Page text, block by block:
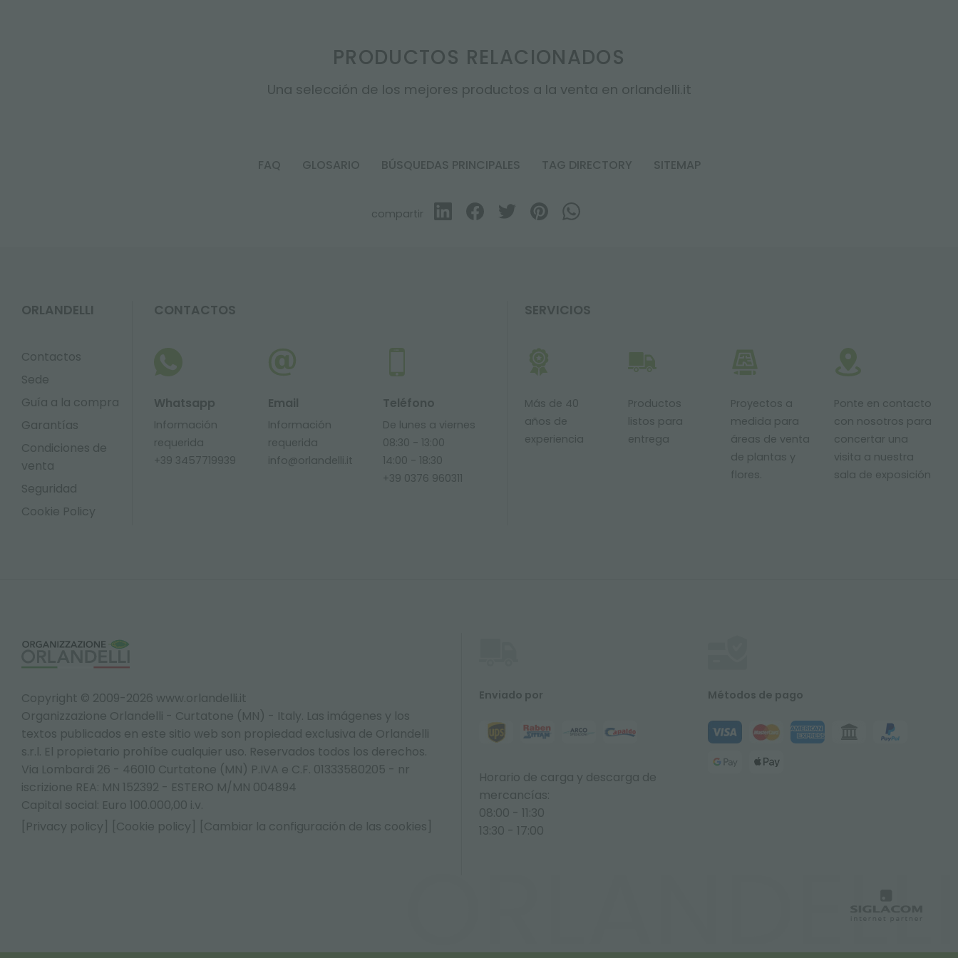
PRODUCTOS RELACIONADOS
Una selección de los mejores productos a la venta en orlandelli.it
FAQ GLOSARIO BÚSQUEDAS PRINCIPALES TAG DIRECTORY SITEMAP
compartir
ORLANDELLI
Contactos
Sede
Guía a la compra
Garantías
Condiciones de
venta
Seguridad
Cookie Policy
CONTACTOS
Whatsapp
Información
requerida
+39 3457719939
Email
Información
requerida
info@orlandelli.it
Teléfono
De lunes a viernes
08:30 - 13:00
14:00 - 18:30
+39 0376 960311
SERVICIOS
Más de 40
años de
experiencia
Productos
listos para
entrega
Proyectos a
medida para
áreas de venta
de plantas y
flores.
Ponte en contacto
con nosotros para
concertar una
visita a nuestra
sala de exposición
Copyright © 2009-2026 www.orlandelli.it
Organizzazione Orlandelli - Curtatone (MN) - Italy. Las imágenes y los
textos publicados en este sitio web son propiedad exclusiva de Orlandelli
s.r.l. El propietario prohíbe cualquier uso. Reservados todos los derechos.
Via Lombardi 26 - 46010 Curtatone (MN) P.IVA e C.F. 01333580205 - nr
iscrizione REA: MN 152392 - ESTERO M/MN 004894
Capital social: Euro 100.000,00 i.v.
[Privacy policy]
[Cookie policy] [Cambiar la configuración de las cookies]
Enviado por
Horario de carga y descarga de
mercancías:
08:00 - 11:30
13:30 - 17:00
Métodos de pago